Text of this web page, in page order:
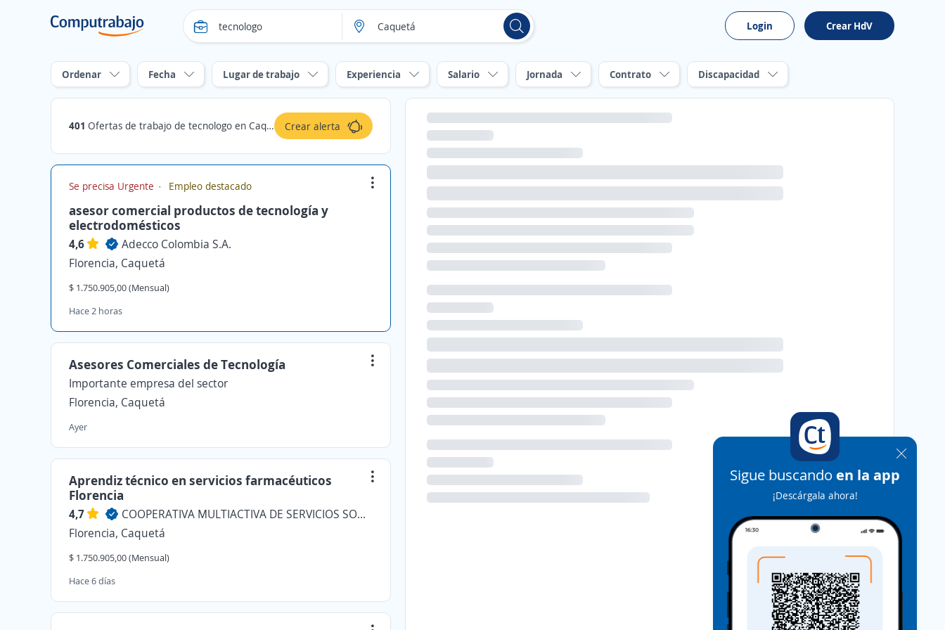
Login Crear HdV
Ordenar Fecha Lugar de trabajo Experiencia Salario Jornada Contrato Discapacidad
401 Ofertas de trabajo de tecnologo en Caquetá Crear alerta
Se precisa Urgente Empleo destacado
asesor comercial productos de tecnología y
electrodomésticos
4,6
Adecco Colombia S.A.
Florencia, Caquetá
$ 1.750.905,00 (Mensual)
Hace 2 horas
Asesores Comerciales de Tecnología
Importante empresa del sector
Florencia, Caquetá
Ayer
Aprendiz técnico en servicios farmacéuticos
Florencia
4,7
COOPERATIVA MULTIACTIVA DE SERVICIOS SOLIDARIOS COPSERVIR LTDA.
Florencia, Caquetá
$ 1.750.905,00 (Mensual)
Hace 6 días
Sigue buscando en la app
¡Descárgala ahora!